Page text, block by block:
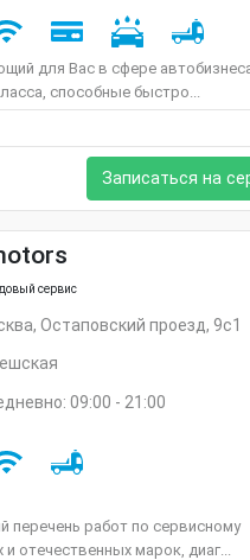
для Вас в сфере
способные быстро...
Записаться на
сервис
Остаповский проезд, 9с1
09:00 - 21:00
перечень работ по сервисному
отечественных марок, диаг...